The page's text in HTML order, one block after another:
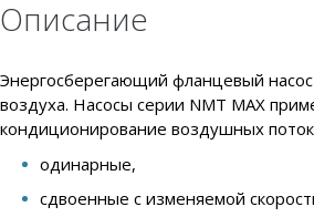
Описание
Энергосберегающий фланцевый насос
воздуха. Насосы серии NMT MAX
кондиционирование воздушных
одинарные,
сдвоенные с изменяемой